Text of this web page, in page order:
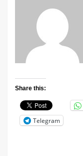
Share this:
Telegram